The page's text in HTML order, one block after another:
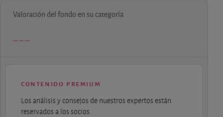
Valoración del fondo en su categoría
contenido premium
Los análisis y consejos de nuestros expertos están
reservados a los socios.